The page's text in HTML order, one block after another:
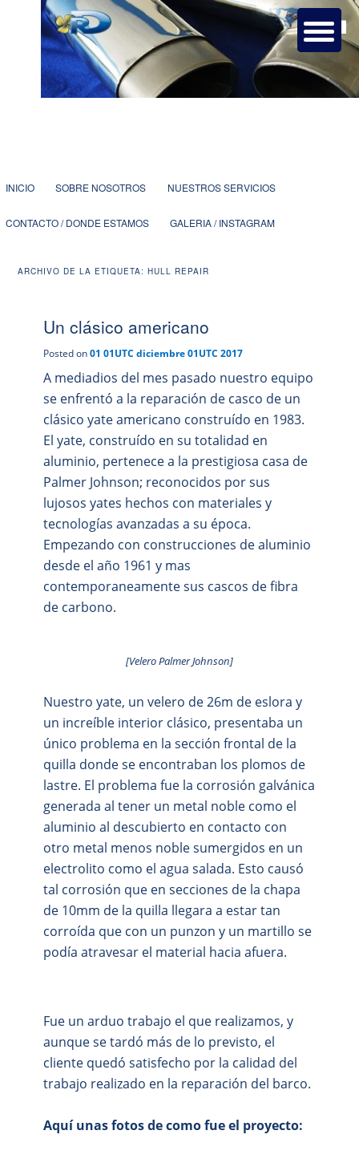
Ruben Doñaque Soldaduras
Taller de soldaduras y carpintería metálica con más de 25 años de
experiencia dedicados a la náutica.
principal
IR
AL
CONTENIDO
PRINCIPAL
IR
AL
CONTENIDO
SECUNDARIO
INICIO SOBRE NOSOTROS NUESTROS SERVICIOS
CONTACTO / DONDE ESTAMOS GALERIA / INSTAGRAM
ARCHIVO DE LA ETIQUETA:HULL REPAIR
Un clásico americano
Posted on01 01UTC diciembre 01UTC 2017
A mediadios del mes pasado nuestro equipo
se enfrentó a la reparación de casco de un
clásico yate americano construído en 1983.
El yate, construído en su totalidad en
aluminio, pertenece a la prestigiosa casa de
Palmer Johnson; reconocidos por sus
lujosos yates hechos con materiales y
tecnologías avanzadas a su época.
Empezando con construcciones de aluminio
desde el año 1961 y mas
contemporaneamente sus cascos de fibra
de carbono.
[Velero Palmer Johnson]
Nuestro yate, un velero de 26m de eslora y
un increíble interior clásico, presentaba un
único problema en la sección frontal de la
quilla donde se encontraban los plomos de
lastre. El problema fue la corrosión galvánica
generada al tener un metal noble como el
aluminio al descubierto en contacto con
otro metal menos noble sumergidos en un
electrolito como el agua salada. Esto causó
tal corrosión que en secciones de la chapa
de 10mm de la quilla llegara a estar tan
corroída que con un punzon y un martillo se
podía atravesar el material hacia afuera.
Fue un arduo trabajo el que realizamos, y
aunque se tardó más de lo previsto, el
cliente quedó satisfecho por la calidad del
trabajo realizado en la reparación del barco.
Aquí unas fotos de como fue el proyecto: